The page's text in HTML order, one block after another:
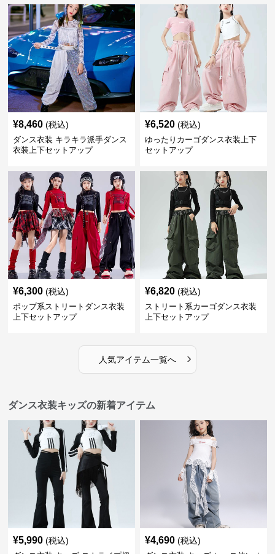
¥8,460 (税込)
ダンス衣装 キラキラ派手ダンス
衣装上下セットアップ
¥6,520 (税込)
ゆったりカーゴダンス衣装上下
セットアップ
¥6,300 (税込)
ポップ系ストリートダンス衣装
上下セットアップ
¥6,820 (税込)
ストリート系カーゴダンス衣装
上下セットアップ
人気アイテム一覧へ ›
ダンス衣装キッズの新着アイテム
¥5,990 (税込) ¥4,690 (税込)